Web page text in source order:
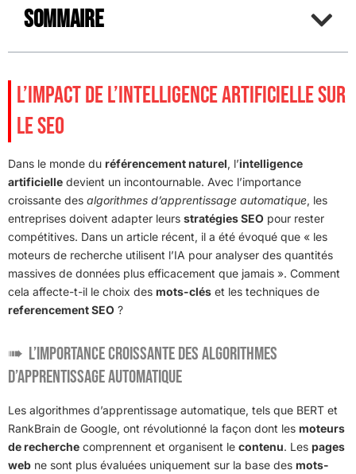
Sommaire
L’IMPACT DE L’INTELLIGENCE ARTIFICIELLE SUR
LE SEO
Dans le monde du référencement naturel, l’intelligence
artificielle devient un incontournable. Avec l’importance
croissante des algorithmes d’apprentissage automatique, les
entreprises doivent adapter leurs stratégies SEO pour rester
compétitives. Dans un article récent, il a été évoqué que « les
moteurs de recherche utilisent l’IA pour analyser des quantités
massives de données plus efficacement que jamais ». Comment
cela affecte-t-il le choix des mots-clés et les techniques de
referencement SEO ?
L’importance croissante des algorithmes
d’apprentissage automatique
Les algorithmes d’apprentissage automatique, tels que BERT et
RankBrain de Google, ont révolutionné la façon dont les moteurs
de recherche comprennent et organisent le contenu. Les pages
web ne sont plus évaluées uniquement sur la base des mots-